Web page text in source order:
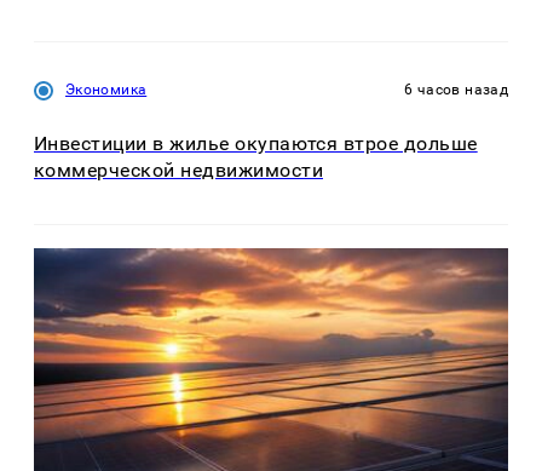
Экономика 6 часов назад
Инвестиции в жилье окупаются втрое дольше
коммерческой недвижимости